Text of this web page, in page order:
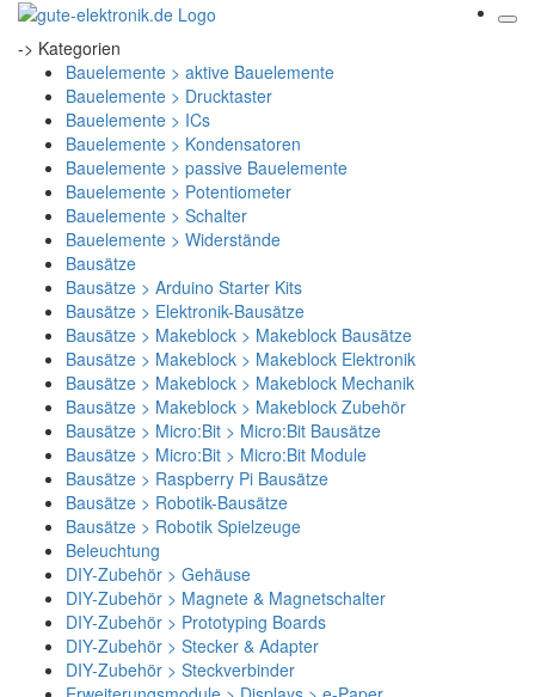
-> Kategorien
Bauelemente > aktive Bauelemente
Bauelemente > Drucktaster
Bauelemente > ICs
Bauelemente > Kondensatoren
Bauelemente > passive Bauelemente
Bauelemente > Potentiometer
Bauelemente > Schalter
Bauelemente > Widerstände
Bausätze
Bausätze > Arduino Starter Kits
Bausätze > Elektronik-Bausätze
Bausätze > Makeblock > Makeblock Bausätze
Bausätze > Makeblock > Makeblock Elektronik
Bausätze > Makeblock > Makeblock Mechanik
Bausätze > Makeblock > Makeblock Zubehör
Bausätze > Micro:Bit > Micro:Bit Bausätze
Bausätze > Micro:Bit > Micro:Bit Module
Bausätze > Raspberry Pi Bausätze
Bausätze > Robotik-Bausätze
Bausätze > Robotik Spielzeuge
Beleuchtung
DIY-Zubehör > Gehäuse
DIY-Zubehör > Magnete & Magnetschalter
DIY-Zubehör > Prototyping Boards
DIY-Zubehör > Stecker & Adapter
DIY-Zubehör > Steckverbinder